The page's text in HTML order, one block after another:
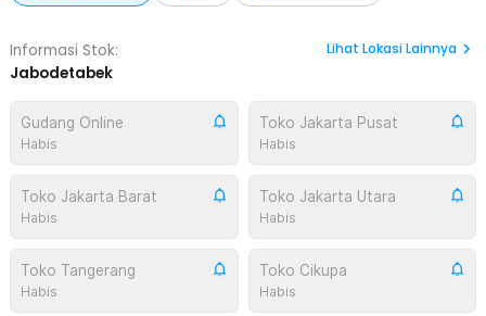
Informasi Stok:
Jabodetabek
Lihat Lokasi Lainnya
Gudang Online
Habis
Toko Jakarta Pusat
Habis
Toko Jakarta Barat
Habis
Toko Jakarta Utara
Habis
Toko Tangerang
Habis
Toko Cikupa
Habis